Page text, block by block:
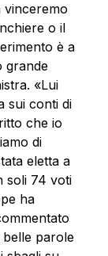
vinceremo
o il
è a
grande
«Lui
sui conti di
che io
di
eletta a
soli 74 voti
ha
parole